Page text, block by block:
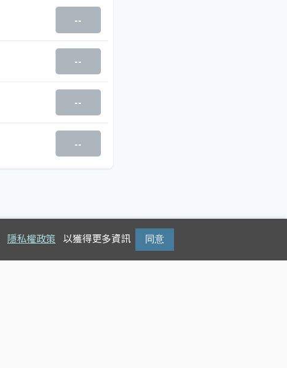
--
--
--
--
隱私權政策 以獲得更多資訊 同意